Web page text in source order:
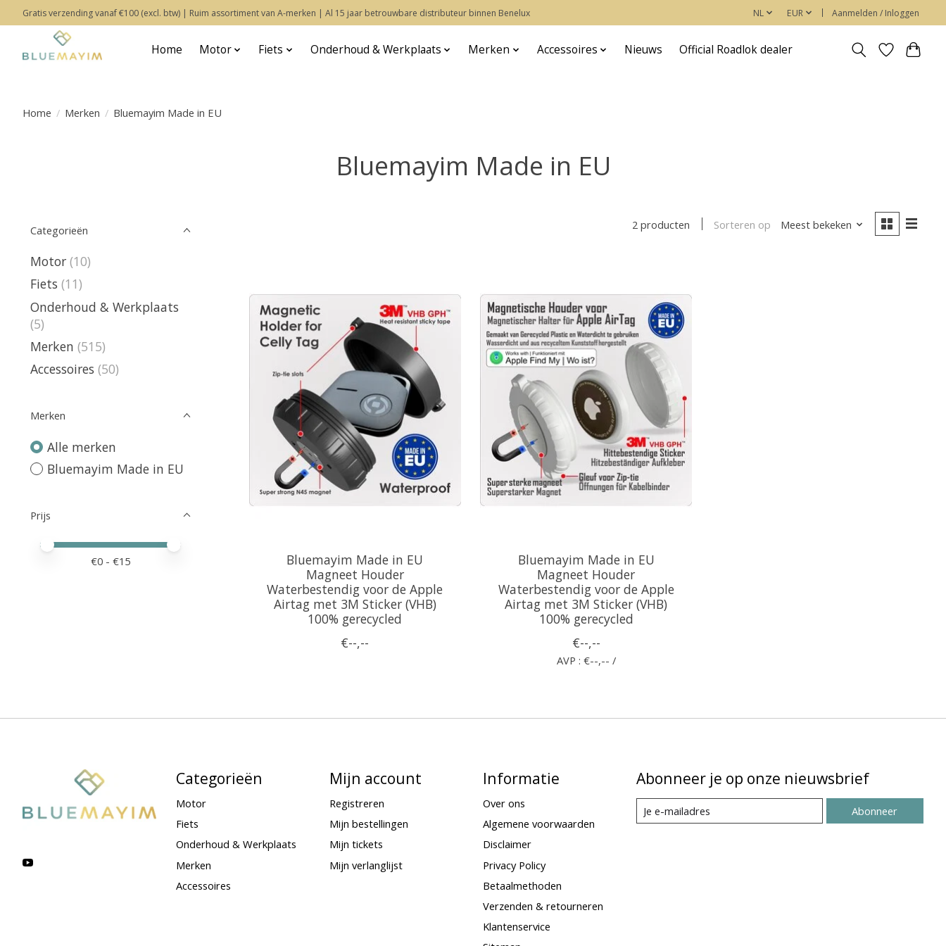
Gratis verzending vanaf €100 (excl. btw) | Ruim assortiment van A-merken | Al 15 jaar betrouwbare distributeur binnen Benelux NL EUR Aanmelden / Inloggen
Home Motor Fiets Onderhoud & Werkplaats Merken Accessoires Nieuws Official Roadlok dealer
Home / Merken / Bluemayim Made in EU
Bluemayim Made in EU
Categorieën
Motor (10)
Fiets (11)
Onderhoud & Werkplaats
(5)
Merken (515)
Accessoires (50)
Merken
Alle merken
Bluemayim Made in EU
Prijs
Minimale prijswaarde
Price maximum value
€0 - €15
2 producten Sorteren op Meest bekeken
Bluemayim Made in EU
Magneet Houder
Waterbestendig voor de Apple
Airtag met 3M Sticker (VHB)
100% gerecycled
€--,--
Bluemayim Made in EU
Magneet Houder
Waterbestendig voor de Apple
Airtag met 3M Sticker (VHB)
100% gerecycled
€--,--
AVP : €--,-- /
Categorieën
Motor
Fiets
Onderhoud & Werkplaats
Merken
Accessoires
Mijn account
Registreren
Mijn bestellingen
Mijn tickets
Mijn verlanglijst
Informatie
Over ons
Algemene voorwaarden
Disclaimer
Privacy Policy
Betaalmethoden
Verzenden & retourneren
Klantenservice
Abonneer je op onze nieuwsbrief
Abonneer